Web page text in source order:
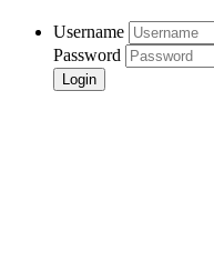
Username
Password